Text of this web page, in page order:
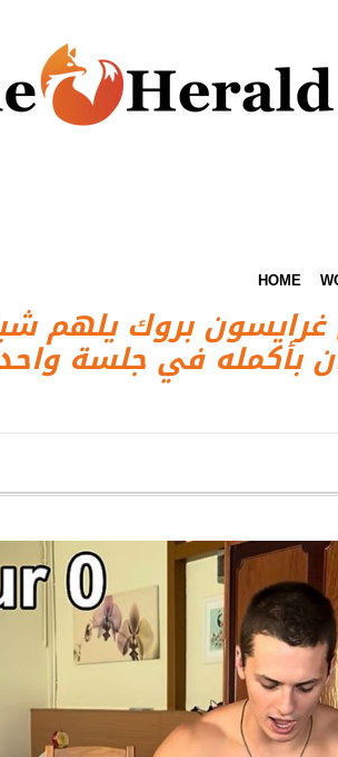
HOME
غرايسون بروك يلهم